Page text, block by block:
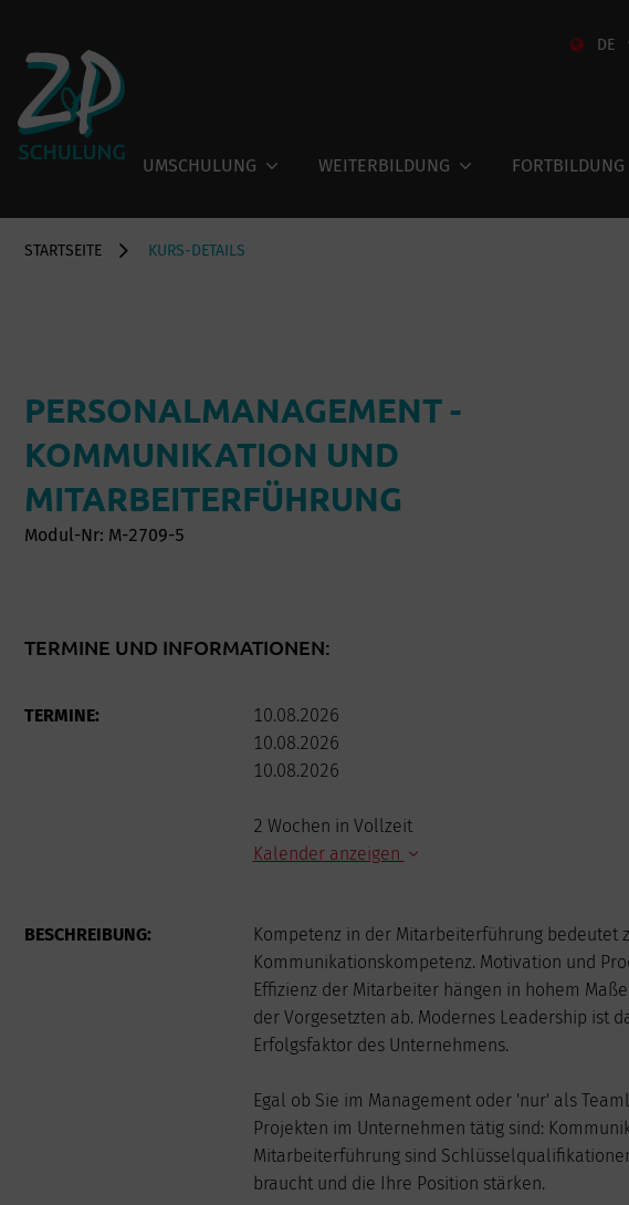
DE
UMSCHULUNG WEITERBILDUNG FORTBILDUNG
STARTSEITE KURS-DETAILS
PERSONALMANAGEMENT -
KOMMUNIKATION UND
MITARBEITERFÜHRUNG
Modul-Nr: M-2709-5
TERMINE UND INFORMATIONEN:
TERMINE:
10.08.2026
10.08.2026
10.08.2026
2 Wochen in Vollzeit
Kalender anzeigen
Mo Di Mi Do
3
4
10
11 12
24
25 26 27
31
BESCHREIBUNG:
Kompetenz in der Mitarbeiterführung bedeutet
Kommunikationskompetenz. Motivation und
Effizienz der Mitarbeiter hängen in hohem
der Vorgesetzten ab. Modernes Leadership ist
Erfolgsfaktor des Unternehmens.
Egal ob Sie im Management oder 'nur' als
Projekten im Unternehmen tätig sind:
Mitarbeiterführung sind
braucht und die Ihre Position stärken.